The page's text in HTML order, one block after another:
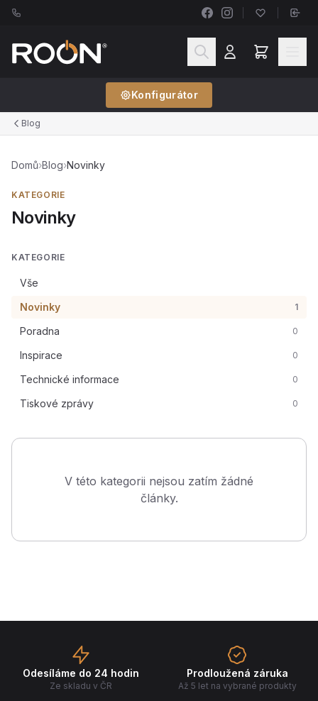
Konfigurátor
Blog
Domů›Blog›Novinky
KATEGORIE
Novinky
KATEGORIE
Vše
Novinky
1
Poradna 0
Inspirace 0
Technické informace 0
Tiskové zprávy 0
V této kategorii nejsou zatím žádné
články.
Odesíláme do 24 hodin
Ze skladu v ČR
Prodloužená záruka
Až 5 let na vybrané produkty